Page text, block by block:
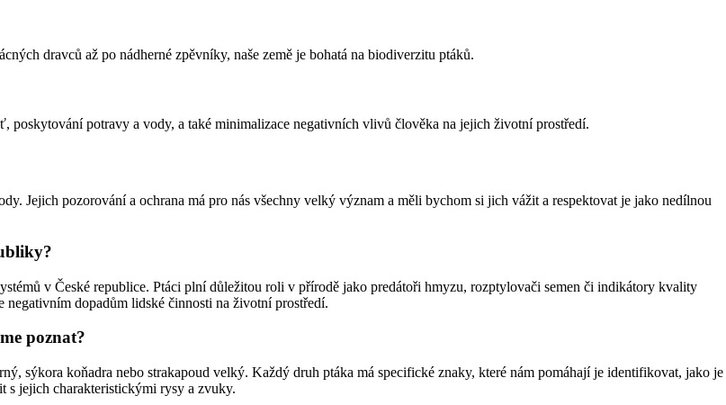
dravců až po nádherné zpěvníky, naše země je bohatá na biodiverzitu ptáků.
potravy a vody, a také minimalizace negativních vlivů člověka na jejich životní prostředí.
Jejich pozorování a ochrana má pro nás všechny velký význam a měli bychom si jich vážit a respektovat je jako nedílnou
v České republice. Ptáci plní důležitou roli v přírodě jako predátoři hmyzu, rozptylovači semen či indikátory kvality
dopadům lidské činnosti na životní prostředí.
poznat?
sýkora koňadra nebo strakapoud velký. Každý druh ptáka má specifické znaky, které nám pomáhají je identifikovat, jako je
s jejich charakteristickými rysy a zvuky.